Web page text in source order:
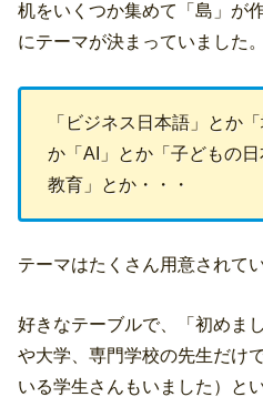
机をいくつか集めて「島」が
にテーマが決まっていました。
「ビジネス日本語」とか
か「AI」とか「子どもの
教育」とか・・・
テーマはたくさん用意されて
好きなテーブルで、「初めま
や大学、専門学校の先生だけ
いる学生さんもいました）と